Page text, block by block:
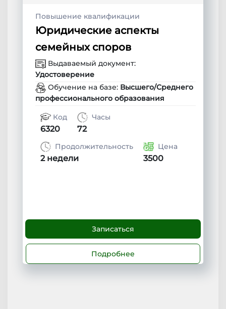
Повышение квалификации
Юридические аспекты
семейных споров
Выдаваемый документ:
Удостоверение
Обучение на базе: Высшего/Среднего
профессионального образования
Код
6320
Часы
72
Продолжительность
2 недели
Цена
3500
Записаться
Подробнее